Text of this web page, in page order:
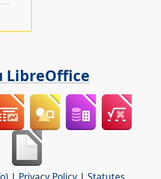
LibreOffice